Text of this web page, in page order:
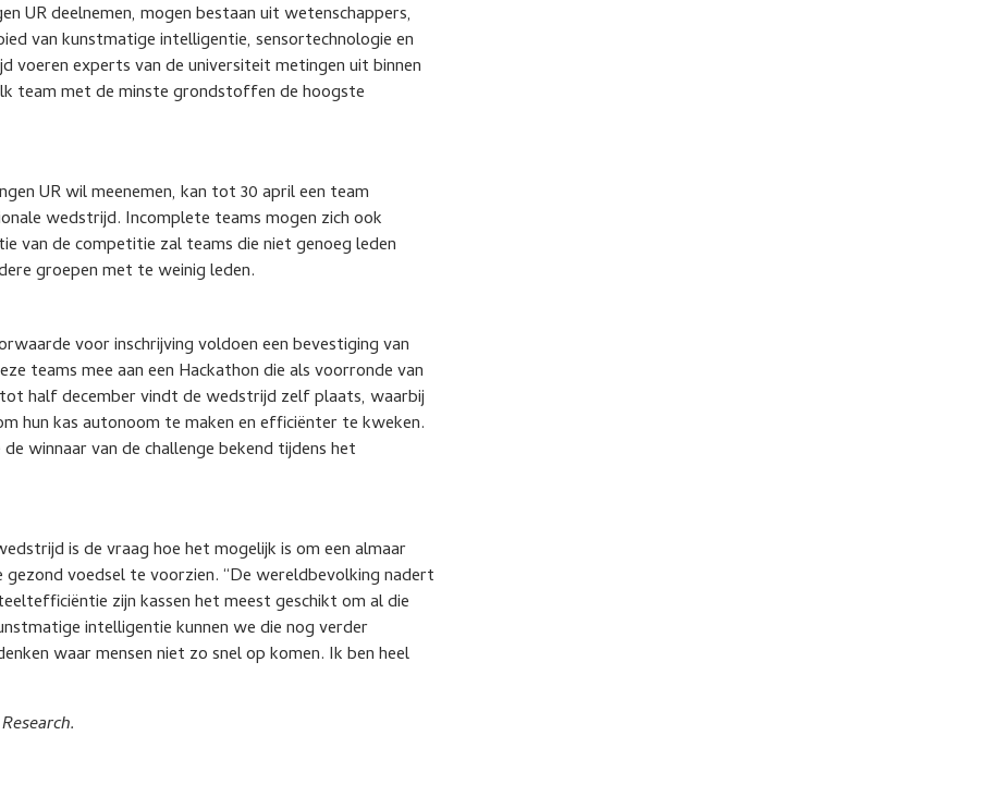
UR deelnemen, mogen bestaan uit wetenschappers,
van kunstmatige intelligentie, sensortechnologie en
experts van de universiteit metingen uit binnen
team met de minste grondstoffen de hoogste
UR wil meenemen, kan tot 30 april een team
wedstrijd. Incomplete teams mogen zich ook
van de competitie zal teams die niet genoeg leden
groepen met te weinig leden.
voor inschrijving voldoen een bevestiging van
teams mee aan een Hackathon die als voorronde van
half december vindt de wedstrijd zelf plaats, waarbij
hun kas autonoom te maken en efficiënter te kweken.
winnaar van de challenge bekend tijdens het
is de vraag hoe het mogelijk is om een almaar
voedsel te voorzien. “De wereldbevolking nadert
zijn kassen het meest geschikt om al die
intelligentie kunnen we die nog verder
waar mensen niet zo snel op komen. Ik ben heel